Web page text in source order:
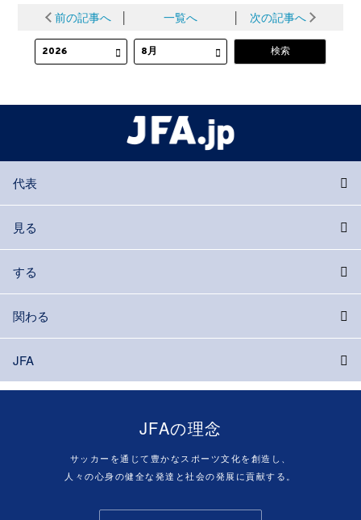
前の記事へ │ 一覧へ │ 次の記事へ
代表
見る
する
関わる
JFA
JFAの理念
サッカーを通じて豊かなスポーツ文化を創造し、
人々の心身の健全な発達と社会の発展に貢献する。